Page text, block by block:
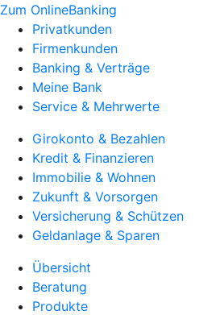
Zum OnlineBanking
Privatkunden
Firmenkunden
Banking & Verträge
Meine Bank
Service & Mehrwerte
Girokonto & Bezahlen
Kredit & Finanzieren
Immobilie & Wohnen
Zukunft & Vorsorgen
Versicherung & Schützen
Geldanlage & Sparen
Übersicht
Beratung
Produkte